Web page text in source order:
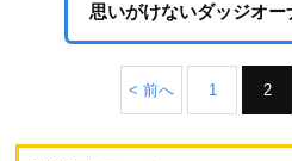
思いがけないダッジオ
< 前へ 1 2